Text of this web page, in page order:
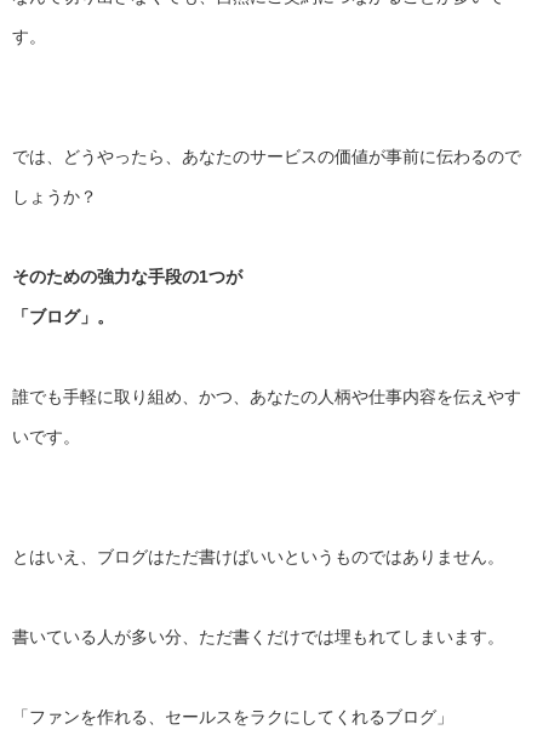
す。
では、どうやったら、 あなたのサービスの価値が事前に伝わるので
しょうか？
そのための強力な手段の1つが
「ブログ」。
誰でも手軽に取り組め、かつ、 あなたの人柄や仕事内容を伝えやす
いです。
とはいえ、ブログはただ書けばいいというものではありません。
書いている人が多い分、ただ書くだけでは埋もれてしまいます。
「ファンを作れる、セールスをラクにしてくれるブログ」